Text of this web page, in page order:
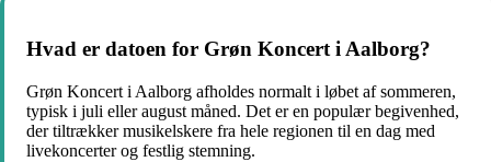
Hvad er datoen for Grøn Koncert i Aalborg?
Grøn Koncert i Aalborg afholdes normalt i løbet af sommeren,
typisk i juli eller august måned. Det er en populær begivenhed,
der tiltrækker musikelskere fra hele regionen til en dag med
livekoncerter og festlig stemning.